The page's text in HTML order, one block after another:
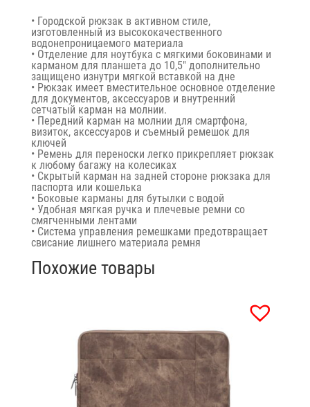
• Городской рюкзак в активном стиле,
изготовленный из высококачественного
водонепроницаемого материала
• Отделение для ноутбука с мягкими боковинами и
карманом для планшета до 10,5″ дополнительно
защищено изнутри мягкой вставкой на дне
• Рюкзак имеет вместительное основное отделение
для документов, аксессуаров и внутренний
сетчатый карман на молнии.
• Передний карман на молнии для смартфона,
визиток, аксессуаров и съемный ремешок для
ключей
• Ремень для переноски легко прикрепляет рюкзак
к любому багажу на колесиках
• Скрытый карман на задней стороне рюкзака для
паспорта или кошелька
• Боковые карманы для бутылки с водой
• Удобная мягкая ручка и плечевые ремни со
смягченными лентами
• Система управления ремешками предотвращает
свисание лишнего материала ремня
Похожие товары